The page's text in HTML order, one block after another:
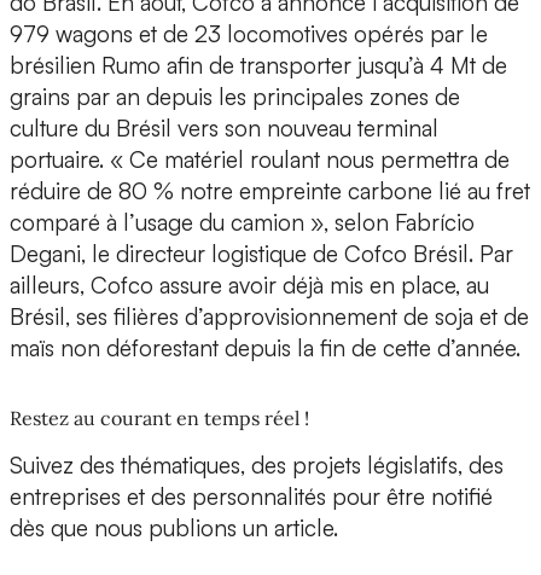
979 wagons et de 23 locomotives opérés par le
brésilien Rumo afin de transporter jusqu’à 4 Mt de
grains par an depuis les principales zones de
culture du Brésil vers son nouveau terminal
portuaire. « Ce matériel roulant nous permettra de
réduire de 80 % notre empreinte carbone lié au fret
comparé à l’usage du camion », selon Fabrício
Degani, le directeur logistique de Cofco Brésil. Par
ailleurs, Cofco assure avoir déjà mis en place, au
Brésil, ses filières d’approvisionnement de soja et de
maïs non déforestant depuis la fin de cette d’année.
Restez au courant en temps réel !
Suivez des thématiques, des projets législatifs, des
entreprises et des personnalités pour être notifié
dès que nous publions un article.